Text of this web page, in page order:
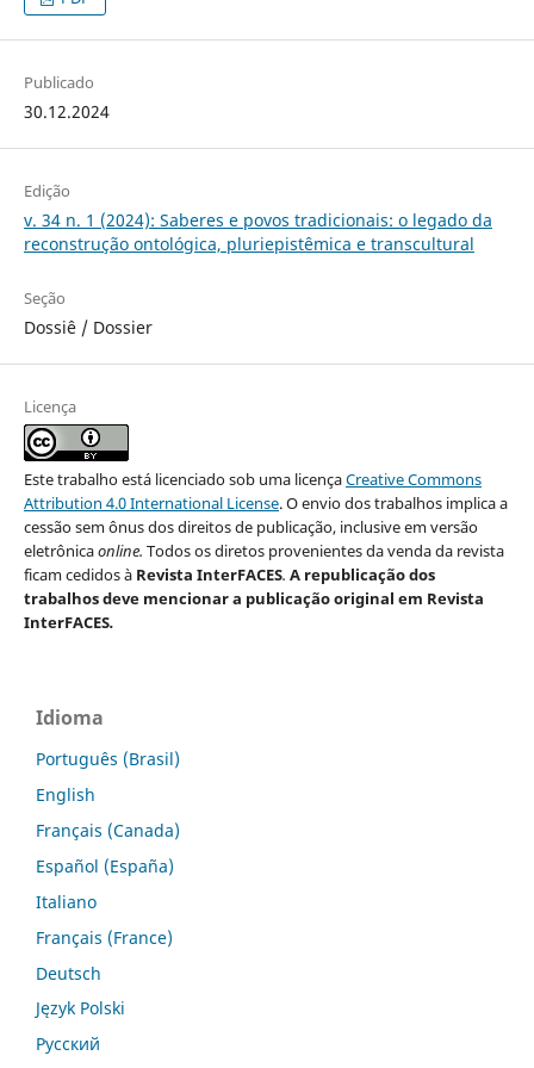
Publicado
30.12.2024
Edição
v. 34 n. 1 (2024): Saberes e povos tradicionais: o legado da
reconstrução ontológica, pluriepistêmica e transcultural
Seção
Dossiê / Dossier
Licença
Este trabalho está licenciado sob uma licençaCreative Commons
Attribution 4.0 International License. O envio dos trabalhos implica a
cessão sem ônus dos direitos de publicação, inclusive em versão
eletrônicaonline. Todos os diretos provenientes da venda da revista
ficam cedidos à Revista InterFACES. A republicação dos
trabalhos deve mencionar a publicação original em Revista
InterFACES.
Idioma
Português (Brasil)
English
Français (Canada)
Español (España)
Italiano
Français (France)
Deutsch
Język Polski
Русский